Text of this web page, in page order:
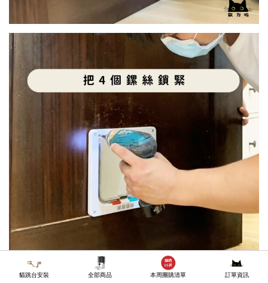
貓跳台安裝 全部商品 本周團購清單 訂單資訊